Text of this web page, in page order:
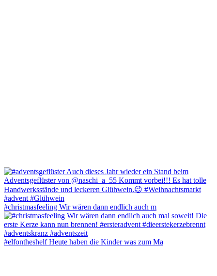
#christmasfeeling Wir wären dann endlich auch m
#elfontheshelf Heute haben die Kinder was zum Ma